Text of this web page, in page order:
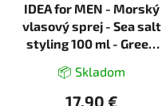
IDEA for MEN - Morský
vlasový sprej - Sea salt
styling 100 ml - Green
📦 Skladom
17,90 €